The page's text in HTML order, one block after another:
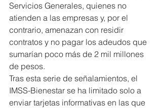
Servicios Generales, quienes no
atienden a las empresas y, por el
contrario, amenazan con residir
contratos y no pagar los adeudos que
sumarían poco más de 2 mil millones
de pesos.
Tras esta serie de señalamientos, el
IMSS-Bienestar se ha limitado solo a
enviar tarjetas informativas en las que